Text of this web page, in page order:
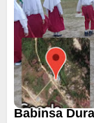
Babinsa